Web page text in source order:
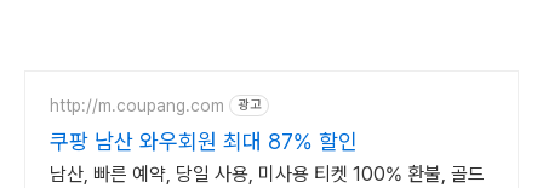
http://m.coupang.com 광고
쿠팡 남산 와우회원 최대 87% 할인
남산, 빠른 예약, 당일 사용, 미사용 티켓 100% 환불, 골드